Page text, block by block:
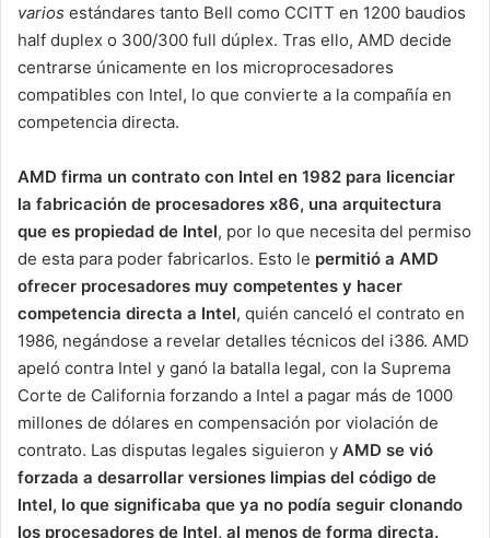
varios estándares tanto Bell como CCITT en 1200 baudios
half duplex o 300/300 full dúplex. Tras ello, AMD decide
centrarse únicamente en los microprocesadores
compatibles con Intel, lo que convierte a la compañía en
competencia directa.
AMD firma un contrato con Intel en 1982 para licenciar
la fabricación de procesadores x86, una arquitectura
que es propiedad de Intel, por lo que necesita del permiso
de esta para poder fabricarlos. Esto le permitió a AMD
ofrecer procesadores muy competentes y hacer
competencia directa a Intel, quién canceló el contrato en
1986, negándose a revelar detalles técnicos del i386. AMD
apeló contra Intel y ganó la batalla legal, con la Suprema
Corte de California forzando a Intel a pagar más de 1000
millones de dólares en compensación por violación de
contrato. Las disputas legales siguieron y AMD se vió
forzada a desarrollar versiones limpias del código de
Intel, lo que significaba que ya no podía seguir clonando
los procesadores de Intel, al menos de forma directa.